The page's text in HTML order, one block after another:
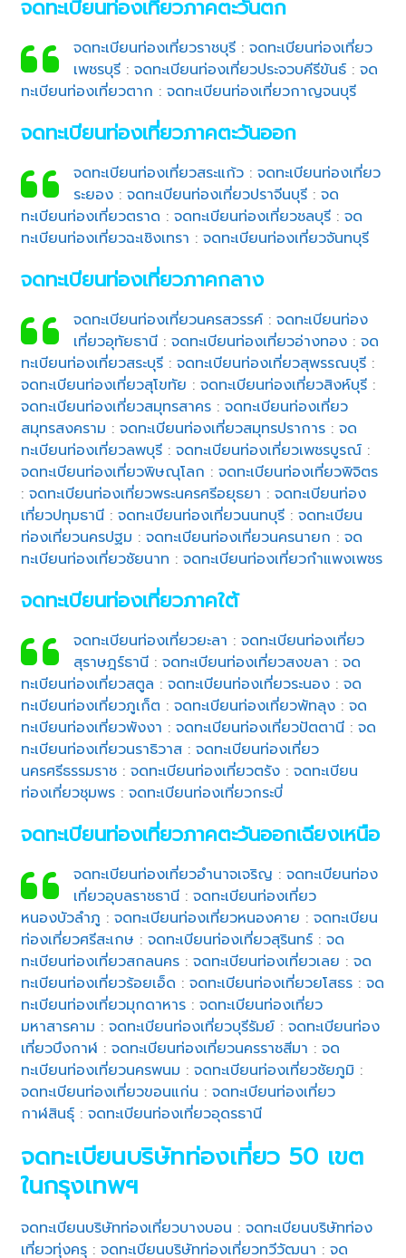
จดทะเบียนท่องเที่ยวภาคตะวันตก
จดทะเบียนท่องเที่ยวราชบุรี: จดทะเบียนท่องเที่ยว
เพชรบุรี: จดทะเบียนท่องเที่ยวประจวบคีรีขันธ์: จด
ทะเบียนท่องเที่ยวตาก :จดทะเบียนท่องเที่ยวกาญจนบุรี
จดทะเบียนท่องเที่ยวภาคตะวันออก
จดทะเบียนท่องเที่ยวสระแก้ว: จดทะเบียนท่องเที่ยว
ระยอง: จดทะเบียนท่องเที่ยวปราจีนบุรี: จด
ทะเบียนท่องเที่ยวตราด :จดทะเบียนท่องเที่ยวชลบุรี :จด
ทะเบียนท่องเที่ยวฉะเชิงเทรา :จดทะเบียนท่องเที่ยวจันทบุรี
จดทะเบียนท่องเที่ยวภาคกลาง
จดทะเบียนท่องเที่ยวนครสวรรค์: จดทะเบียนท่อง
เที่ยวอุทัยธานี: จดทะเบียนท่องเที่ยวอ่างทอง: จด
ทะเบียนท่องเที่ยวสระบุรี :จดทะเบียนท่องเที่ยวสุพรรณบุรี :
จดทะเบียนท่องเที่ยวสุโขทัย :จดทะเบียนท่องเที่ยวสิงห์บุรี :
จดทะเบียนท่องเที่ยวสมุทรสาคร :จดทะเบียนท่องเที่ยว
สมุทรสงคราม :จดทะเบียนท่องเที่ยวสมุทรปราการ :จด
ทะเบียนท่องเที่ยวลพบุรี :จดทะเบียนท่องเที่ยวเพชรบูรณ์ :
จดทะเบียนท่องเที่ยวพิษณุโลก :จดทะเบียนท่องเที่ยวพิจิตร
:จดทะเบียนท่องเที่ยวพระนครศรีอยุธยา :จดทะเบียนท่อง
เที่ยวปทุมธานี :จดทะเบียนท่องเที่ยวนนทบุรี :จดทะเบียน
ท่องเที่ยวนครปฐม :จดทะเบียนท่องเที่ยวนครนายก :จด
ทะเบียนท่องเที่ยวชัยนาท :จดทะเบียนท่องเที่ยวกำแพงเพชร
จดทะเบียนท่องเที่ยวภาคใต้
จดทะเบียนท่องเที่ยวยะลา : จดทะเบียนท่องเที่ยว
สุราษฎร์ธานี: จดทะเบียนท่องเที่ยวสงขลา : จด
ทะเบียนท่องเที่ยวสตูล :จดทะเบียนท่องเที่ยวระนอง :จด
ทะเบียนท่องเที่ยวภูเก็ต :จดทะเบียนท่องเที่ยวพัทลุง :จด
ทะเบียนท่องเที่ยวพังงา :จดทะเบียนท่องเที่ยวปัตตานี :จด
ทะเบียนท่องเที่ยวนราธิวาส :จดทะเบียนท่องเที่ยว
นครศรีธรรมราช :จดทะเบียนท่องเที่ยวตรัง :จดทะเบียน
ท่องเที่ยวชุมพร :จดทะเบียนท่องเที่ยวกระบี่
จดทะเบียนท่องเที่ยวภาคตะวันออกเฉียงเหนือ
จดทะเบียนท่องเที่ยวอำนาจเจริญ : จดทะเบียนท่อง
เที่ยวอุบลราชธานี: จดทะเบียนท่องเที่ยว
หนองบัวลำภู :จดทะเบียนท่องเที่ยวหนองคาย :จดทะเบียน
ท่องเที่ยวศรีสะเกษ :จดทะเบียนท่องเที่ยวสุรินทร์ :จด
ทะเบียนท่องเที่ยวสกลนคร :จดทะเบียนท่องเที่ยวเลย :จด
ทะเบียนท่องเที่ยวร้อยเอ็ด :จดทะเบียนท่องเที่ยวยโสธร :จด
ทะเบียนท่องเที่ยวมุกดาหาร :จดทะเบียนท่องเที่ยว
มหาสารคาม :จดทะเบียนท่องเที่ยวบุรีรัมย์ :จดทะเบียนท่อง
เที่ยวบึงกาฬ :จดทะเบียนท่องเที่ยวนครราชสีมา :จด
ทะเบียนท่องเที่ยวนครพนม :จดทะเบียนท่องเที่ยวชัยภูมิ :
จดทะเบียนท่องเที่ยวขอนแก่น :จดทะเบียนท่องเที่ยว
กาฬสินธุ์ :จดทะเบียนท่องเที่ยวอุดรธานี
จดทะเบียนบริษัทท่องเที่ยว 50 เขต
ในกรุงเทพฯ
จดทะเบียนบริษัทท่องเที่ยวบางบอน :จดทะเบียนบริษัทท่อง
เที่ยวทุ่งครุ :จดทะเบียนบริษัทท่องเที่ยวทวีวัฒนา :จด